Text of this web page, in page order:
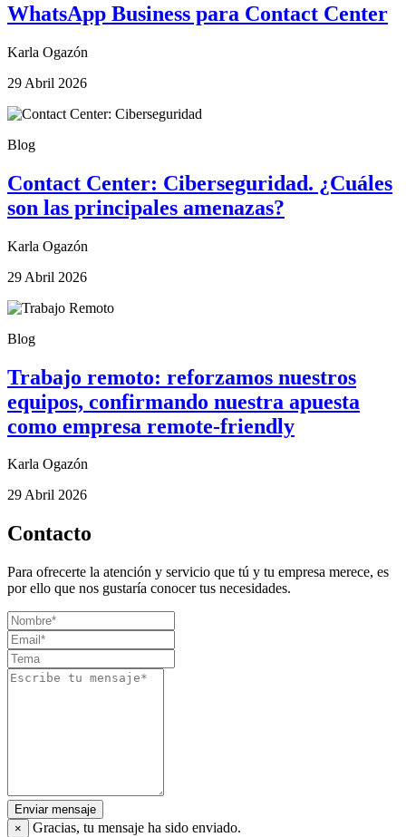
WhatsApp Business para Contact Center
Karla Ogazón
29 Abril 2026
Blog
Contact Center: Ciberseguridad. ¿Cuáles
son las principales amenazas?
Karla Ogazón
29 Abril 2026
Blog
Trabajo remoto: reforzamos nuestros
equipos, confirmando nuestra apuesta
como empresa remote-friendly
Karla Ogazón
29 Abril 2026
Contacto
Para ofrecerte la atención y servicio que tú y tu empresa merece, es
por ello que nos gustaría conocer tus necesidades.
Enviar mensaje
×
Gracias, tu mensaje ha sido enviado.